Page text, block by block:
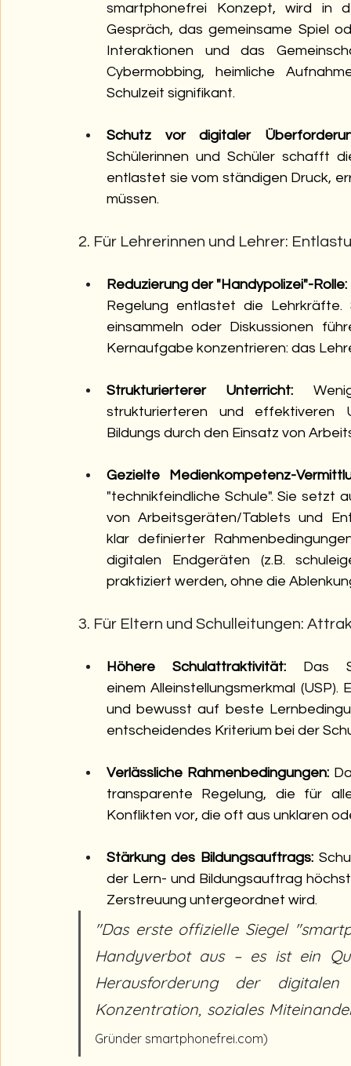
smartphonefrei Konzept, wird in
Gespräch, das gemeinsame Spiel
Interaktionen und das
Cybermobbing, heimliche
Schulzeit signifikant.
Schutz vor digitaler
Schülerinnen und Schüler schafft
entlastet sie vom ständigen Druck,
müssen.
2. Für Lehrerinnen und Lehrer:
Reduzierung der "Handypolizei"-Rolle:
Regelung entlastet die
einsammeln oder Diskussionen
Kernaufgabe konzentrieren: das
Strukturierterer Unterricht:
strukturierteren und effektiveren
Bildungs durch den Einsatz von
Gezielte Medienkompetenz-
"technikfeindliche Schule". Sie setzt
von Arbeitsgeräten/Tablets und
klar definierter
digitalen Endgeräten (z.B.
praktiziert werden, ohne die
3. Für Eltern und Schulleitungen:
Höhere Schulattraktivität: Das
einem Alleinstellungsmerkmal
und bewusst auf beste
entscheidendes Kriterium bei der
Verlässliche Rahmenbedingungen:
transparente Regelung, die für
Konflikten vor, die oft aus unklaren
Stärkung des Bildungsauftrags:
der Lern- und Bildungsauftrag
Zerstreuung untergeordnet wird.
"Das erste offizielle Siegel
Handyverbot aus – es ist ein
Herausforderung der
Konzentration, soziales
Gründer smartphonefrei.com)